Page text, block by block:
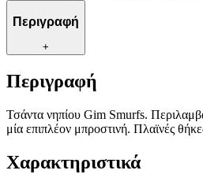
Περιγραφή
+
Περιγραφή
Τσάντα νηπίου Gim Smurfs.
μία επιπλέον μπροστινή. Πλαϊνές
Χαρακτηριστικά